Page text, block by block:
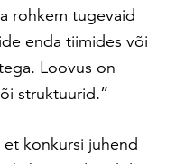
rohkem tugevaid
enda tiimides või
Loovus on
struktuurid.”
konkursi juhend